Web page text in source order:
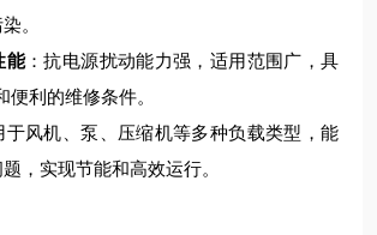
。
能：抗电源扰动能力强，适用范围广，具
利的维修条件。
于风机、泵、压缩机等多种负载类型，能
，实现节能和高效运行。